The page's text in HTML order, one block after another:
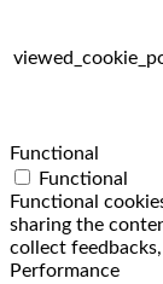
Functional
Functional
Functional
sharing the
collect
Performance